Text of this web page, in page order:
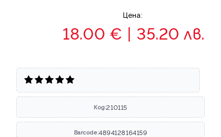
Цена:
18.00 € 35.20 лв.
Код:210115
Barcode:4894128164159